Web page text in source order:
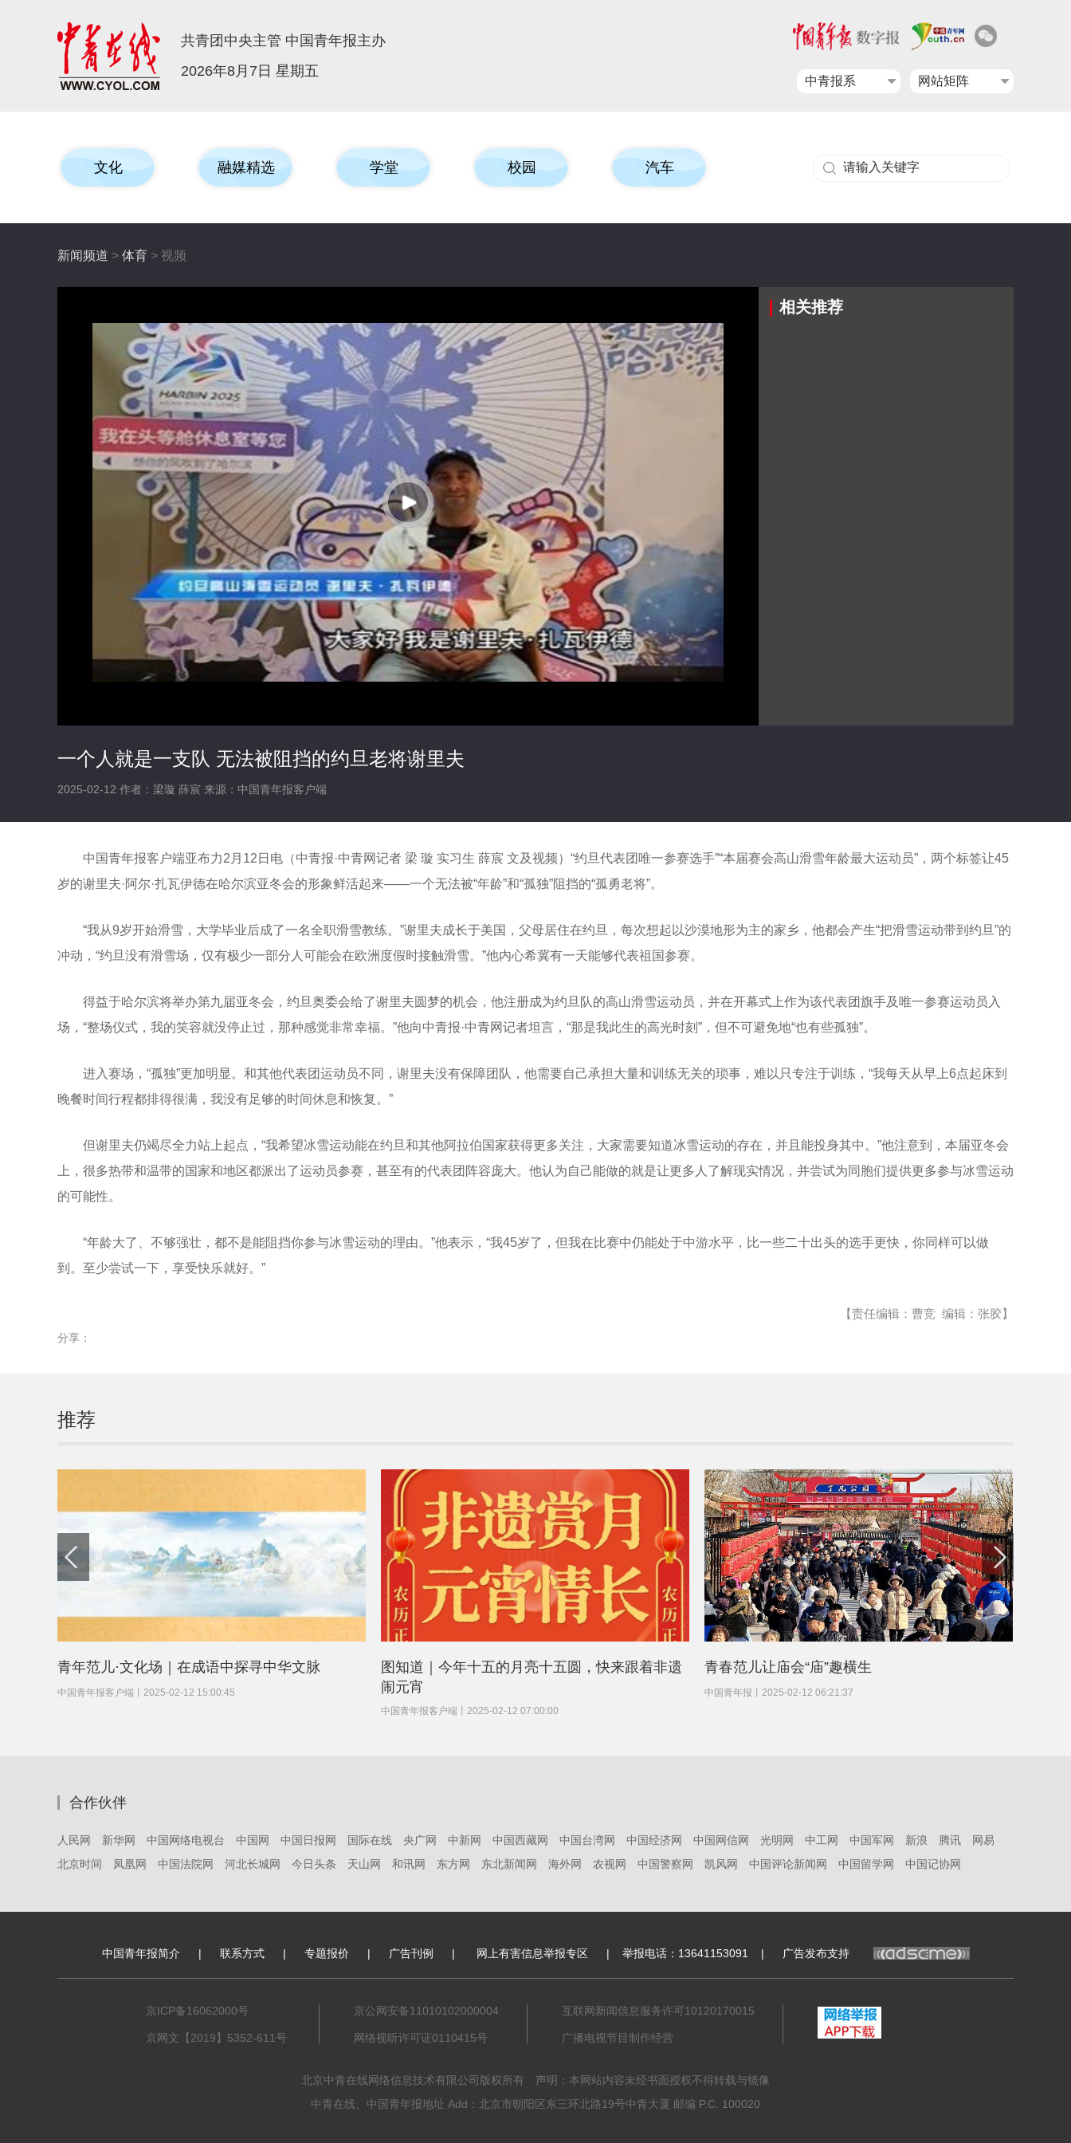
共青团中央主管 中国青年报主办
2026年8月7日 星期五
网站矩阵
中青报系
文化 融媒精选 学堂 校园 汽车
新闻频道 > 体育 > 视频
相关推荐
一个人就是一支队 无法被阻挡的约旦老将谢里夫
2025-02-12 作者：梁璇 薛宸 来源：中国青年报客户端
中国青年报客户端亚布力2月12日电（中青报·中青网记者 梁 璇 实习生 薛宸 文及视频）“约旦代表团唯一参赛选手”“本届赛会高山滑雪年龄最大运动员”，两个标签让45
岁的谢里夫·阿尔·扎瓦伊德在哈尔滨亚冬会的形象鲜活起来——一个无法被“年龄”和“孤独”阻挡的“孤勇老将”。
“我从9岁开始滑雪，大学毕业后成了一名全职滑雪教练。”谢里夫成长于美国，父母居住在约旦，每次想起以沙漠地形为主的家乡，他都会产生“把滑雪运动带到约旦”的
冲动，“约旦没有滑雪场，仅有极少一部分人可能会在欧洲度假时接触滑雪。”他内心希冀有一天能够代表祖国参赛。
得益于哈尔滨将举办第九届亚冬会，约旦奥委会给了谢里夫圆梦的机会，他注册成为约旦队的高山滑雪运动员，并在开幕式上作为该代表团旗手及唯一参赛运动员入
场，“整场仪式，我的笑容就没停止过，那种感觉非常幸福。”他向中青报·中青网记者坦言，“那是我此生的高光时刻”，但不可避免地“也有些孤独”。
进入赛场，“孤独”更加明显。和其他代表团运动员不同，谢里夫没有保障团队，他需要自己承担大量和训练无关的琐事，难以只专注于训练，“我每天从早上6点起床到
晚餐时间行程都排得很满，我没有足够的时间休息和恢复。”
但谢里夫仍竭尽全力站上起点，“我希望冰雪运动能在约旦和其他阿拉伯国家获得更多关注，大家需要知道冰雪运动的存在，并且能投身其中。”他注意到，本届亚冬会
上，很多热带和温带的国家和地区都派出了运动员参赛，甚至有的代表团阵容庞大。他认为自己能做的就是让更多人了解现实情况，并尝试为同胞们提供更多参与冰雪运动
的可能性。
“年龄大了、不够强壮，都不是能阻挡你参与冰雪运动的理由。”他表示，“我45岁了，但我在比赛中仍能处于中游水平，比一些二十出头的选手更快，你同样可以做
到。至少尝试一下，享受快乐就好。”
【责任编辑：曹竞 编辑：张胶】
分享：
推荐
青年范儿·文化场｜在成语中探寻中华文脉
中国青年报客户端 2025-02-12 15:00:45
图知道｜今年十五的月亮十五圆，快来跟着非遗
闹元宵
中国青年报客户端 2025-02-12 07:00:00
青春范儿让庙会“庙”趣横生
中国青年报 2025-02-12 06:21:37
合作伙伴
人民网 新华网 中国网络电视台 中国网 中国日报网 国际在线 央广网 中新网 中国西藏网 中国台湾网 中国经济网 中国网信网 光明网 中工网 中国军网 新浪 腾讯
网易
北京时间
凤凰网 中国法院网 河北长城网 今日头条 天山网 和讯网 东方网 东北新闻网 海外网 农视网 中国警察网 凯风网 中国评论新闻网 中国留学网 中国记协网
中国青年报简介 | 联系方式 | 专题报价 | 广告刊例 | 网上有害信息举报专区 | 举报电话：13641153091 | 广告发布支持
京ICP备16062000号
京网文【2019】5352-611号
京公网安备11010102000004
网络视听许可证0110415号
互联网新闻信息服务许可10120170015
广播电视节目制作经营
北京中青在线网络信息技术有限公司版权所有 声明：本网站内容未经书面授权不得转载与镜像
中青在线、中国青年报地址 Add：北京市朝阳区东三环北路19号中青大厦 邮编 P.C. 100020